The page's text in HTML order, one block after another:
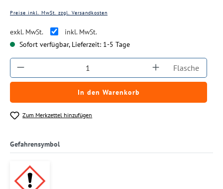
Preise inkl. MwSt. zzgl. Versandkosten
exkl. MwSt.
inkl. MwSt.
Sofort verfügbar, Lieferzeit: 1-5 Tage
Produkt Anzahl: Gib den gewünschten
Flasche
In den Warenkorb
Zum Merkzettel hinzufügen
Gefahrensymbol